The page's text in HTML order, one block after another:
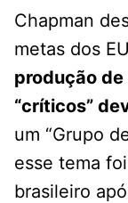
Chapman
metas dos
produção
“críticos”
um “Grupo
esse tema
brasileiro